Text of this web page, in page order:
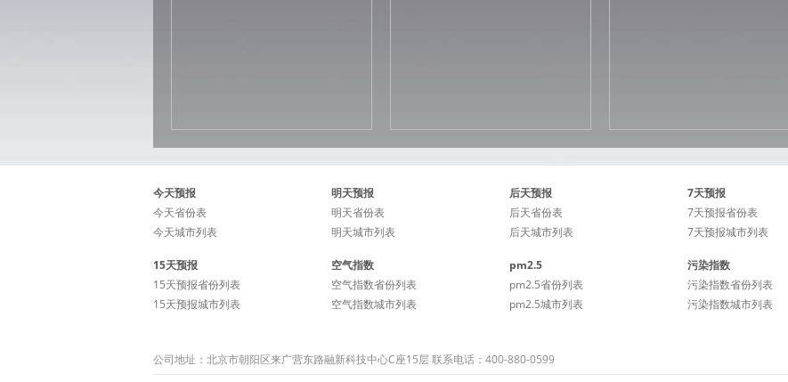
今天预报
今天省份表
今天城市列表
明天预报
明天省份表
明天城市列表
后天预报
后天省份表
后天城市列表
7天预报
7天预报省份表
7天预报城市列表
15天预报
15天预报省份列表
15天预报城市列表
空气指数
空气指数省份列表
空气指数城市列表
pm2.5
pm2.5省份列表
pm2.5城市列表
污染指数
污染指数省份列表
污染指数城市列表
公司地址：北京市朝阳区来广营东路融新科技中心C座15层 联系电话：400-880-0599